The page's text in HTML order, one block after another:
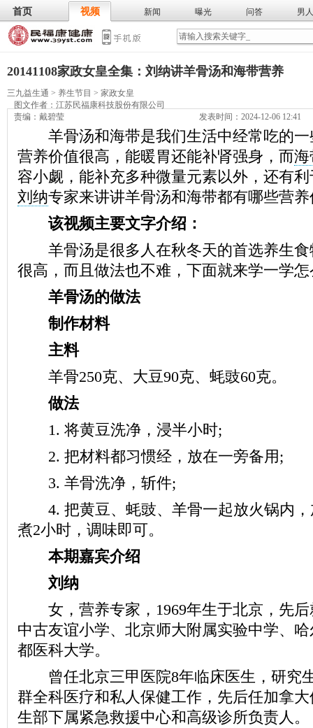
首页 视频 新闻 曝光 问答 男人
武术 气功 膳食 食谱 营养
20141108家政女皇全集：刘纳讲羊骨汤和海带营养
三九益生通 > 养生节目 > 家政女皇
图文作者： 江苏民福康科技股份有限公司
责编：戴碧莹
发表时间：2024-12-06 12:41
羊骨汤和海带是我们生活中经常吃的一
营养价值很高，能暖胃还能补肾强身，而海
容小觑，能补充多种微量元素以外，还有
刘纳专家来讲讲羊骨汤和海带都有哪些营
该视频主要文字介绍：
羊骨汤是很多人在秋冬天的首选养生食
很高，而且做法也不难，下面就来学一学
羊骨汤的做法
制作材料
主料
羊骨250克、大豆90克、蚝豉60克。
做法
1. 将黄豆洗净，浸半小时;
2. 把材料都习惯经，放在一旁备用;
3. 羊骨洗净，斩件;
4. 把黄豆、蚝豉、羊骨一起放火锅内，
煮2小时，调味即可。
本期嘉宾介绍
刘纳
女，营养专家，1969年生于北京，先后
中古友谊小学、北京师大附属实验中学、
都医科大学。
曾任北京三甲医院8年临床医生，研究
群全科医疗和私人保健工作，先后任加拿
生部下属紧急救援中心和高级诊所负责人。